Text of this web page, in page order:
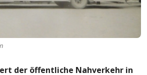
der öffentliche Nahverkehr in